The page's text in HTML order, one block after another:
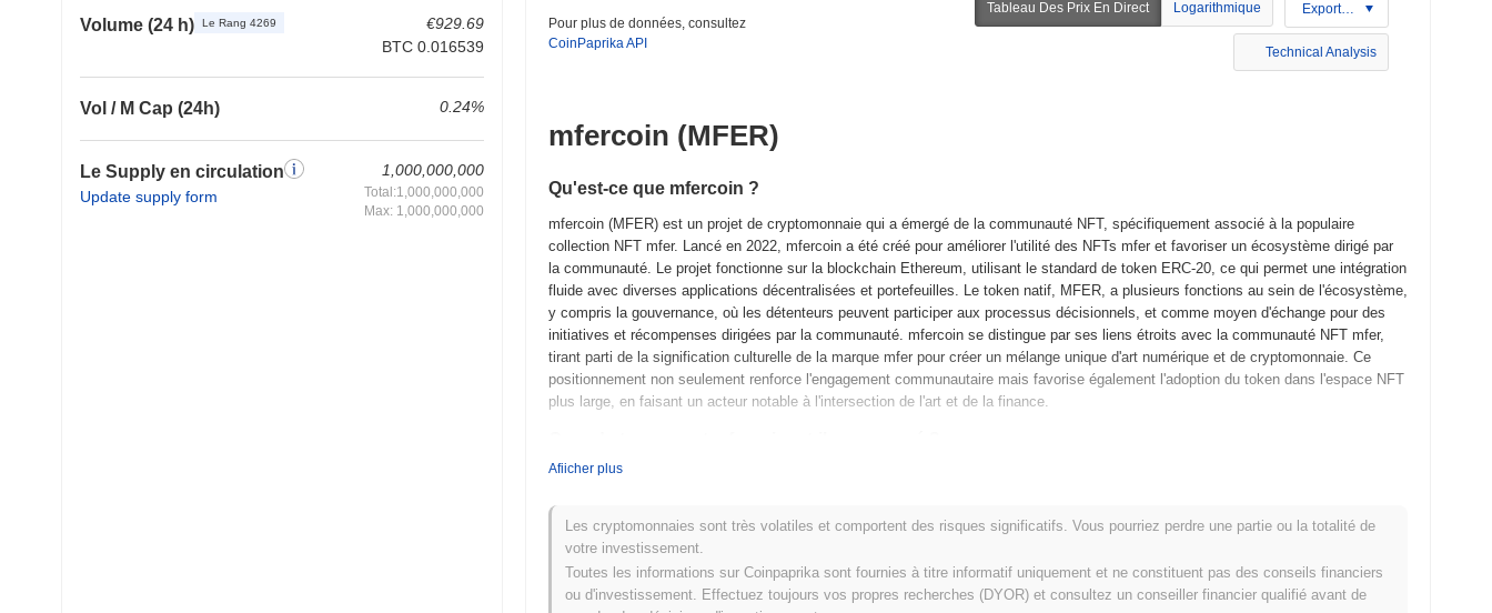
Volume (24 h) Le Rang 4269
€929.69
BTC 0.016539
Vol / M Cap (24h) 0.24%
Le Supply en circulation
Update supply form
1,000,000,000
Total:1,000,000,000
Max: 1,000,000,000
Pour plus de données, consultez
CoinPaprika API
Tableau Des Prix En Direct Logarithmique Exportation
Technical Analysis
mfercoin (MFER)
Qu'est-ce que mfercoin ?
mfercoin (MFER) est un projet de cryptomonnaie qui a émergé de la communauté NFT, spécifiquement associé à la populaire
collection NFT mfer. Lancé en 2022, mfercoin a été créé pour améliorer l'utilité des NFTs mfer et favoriser un écosystème dirigé par
la communauté. Le projet fonctionne sur la blockchain Ethereum, utilisant le standard de token ERC-20, ce qui permet une intégration
fluide avec diverses applications décentralisées et portefeuilles. Le token natif, MFER, a plusieurs fonctions au sein de l'écosystème,
y compris la gouvernance, où les détenteurs peuvent participer aux processus décisionnels, et comme moyen d'échange pour des
initiatives et récompenses dirigées par la communauté. mfercoin se distingue par ses liens étroits avec la communauté NFT mfer,
tirant parti de la signification culturelle de la marque mfer pour créer un mélange unique d'art numérique et de cryptomonnaie. Ce
positionnement non seulement renforce l'engagement communautaire mais favorise également l'adoption du token dans l'espace NFT
plus large, en faisant un acteur notable à l'intersection de l'art et de la finance.
mfercoin a vu le jour en mai 2022 lorsque le développeur anonyme connu sous le nom de "mfer" a publié son livre blanc, décrivant la
et la culture des mèmes. Suite à la publication du livre blanc, mfercoin a lancé son mainnet en juin 2022, marquant sa disponibilité
publique initiale et permettant aux utilisateurs de transiger avec le token. Le développement précoce s'est concentré sur la
construction d'une communauté dynamique et la promotion de l'engagement via les réseaux sociaux et diverses plateformes en ligne.
La distribution initiale du token s'est faite par un modèle de lancement équitable, où les utilisateurs pouvaient acquérir mfercoin
directement sur des échanges décentralisés sans prévente ni offre initiale de pièces (ICO). Cette approche visait à garantir des
Afiicher plus
Les cryptomonnaies sont très volatiles et comportent des risques significatifs. Vous pourriez perdre une partie ou la totalité de
votre investissement.
Toutes les informations sur Coinpaprika sont fournies à titre informatif uniquement et ne constituent pas des conseils financiers
ou d'investissement. Effectuez toujours vos propres recherches (DYOR) et consultez un conseiller financier qualifié avant de